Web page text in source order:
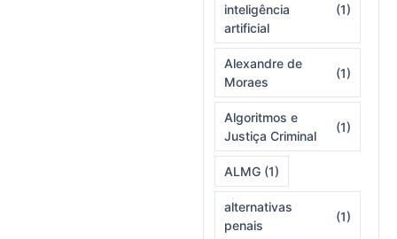
inteligência
artificial
(1)
Alexandre de
Moraes
(1)
Algoritmos e
Justiça Criminal
(1)
ALMG (1)
alternativas
penais
(1)